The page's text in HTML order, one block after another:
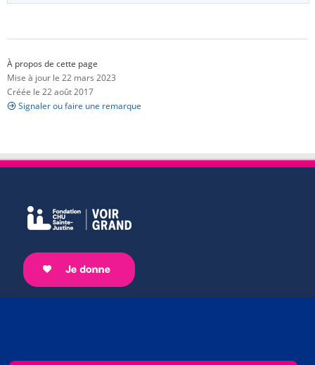
À propos de cette page
Mise à jour le 22 mars 2023
Créée le 22 août 2017
Signaler ou faire une remarque